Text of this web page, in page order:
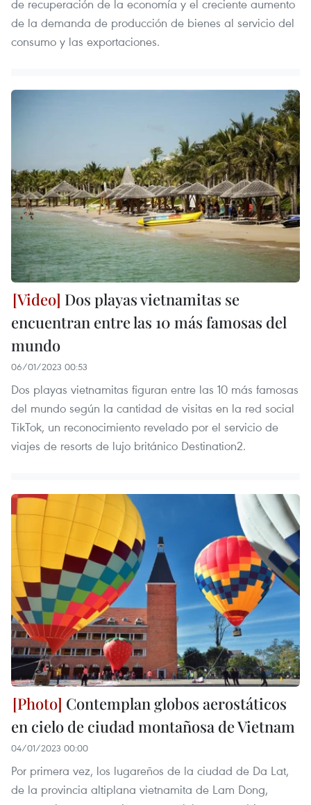
de recuperación de la economía y el creciente aumento
de la demanda de producción de bienes al servicio del
consumo y las exportaciones.
Dos playas vietnamitas se
encuentran entre las 10 más famosas del
mundo
06/01/2023 00:53
Dos playas vietnamitas figuran entre las 10 más famosas
del mundo según la cantidad de visitas en la red social
TikTok, un reconocimiento revelado por el servicio de
viajes de resorts de lujo británico Destination2.
Contemplan globos aerostáticos
en cielo de ciudad montañosa de Vietnam
04/01/2023 00:00
Por primera vez, los lugareños de la ciudad de Da Lat,
de la provincia altiplana vietnamita de Lam Dong,